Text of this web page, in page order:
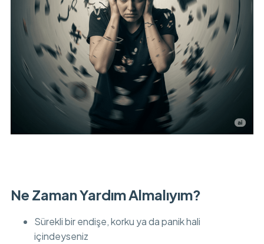
Ne Zaman Yardım Almalıyım?
Sürekli bir endişe, korku ya da panik hali
içindeyseniz